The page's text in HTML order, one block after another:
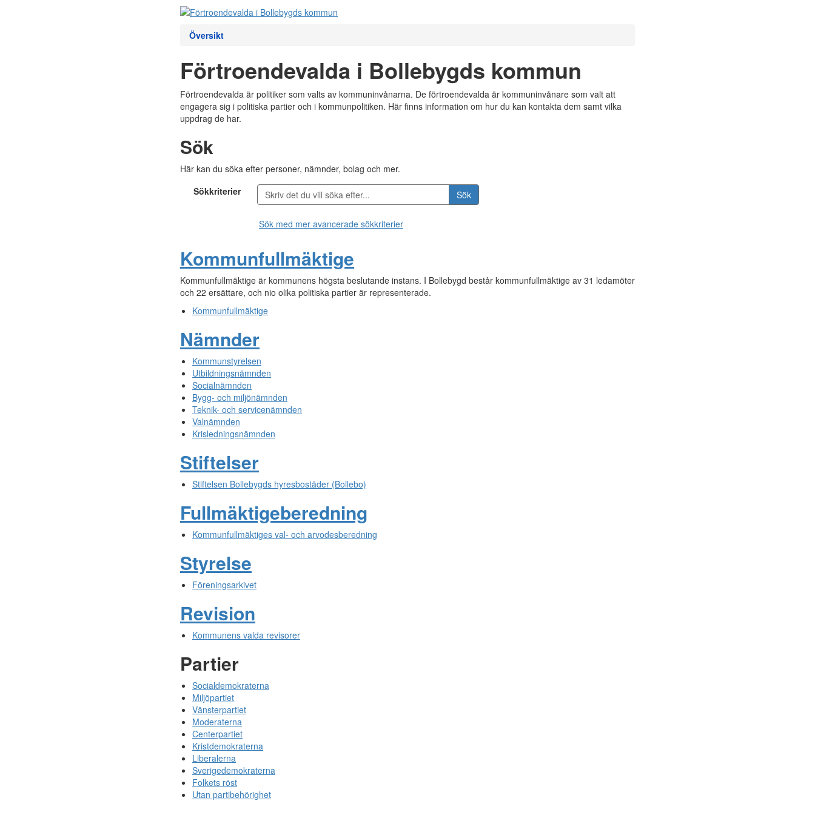
Översikt
Förtroendevalda i Bollebygds kommun
Förtroendevalda är politiker som valts av kommuninvånarna. De förtroendevalda är kommuninvånare som valt att
engagera sig i politiska partier och i kommunpolitiken. Här finns information om hur du kan kontakta dem samt vilka
uppdrag de har.
Sök
Här kan du söka efter personer, nämnder, bolag och mer.
Sökkriterier
Sök
Sök med mer avancerade sökkriterier
Kommunfullmäktige
Kommunfullmäktige är kommunens högsta beslutande instans. I Bollebygd består kommunfullmäktige av 31 ledamöter
och 22 ersättare, och nio olika politiska partier är representerade.
Kommunfullmäktige
Nämnder
Kommunstyrelsen
Utbildningsnämnden
Socialnämnden
Bygg- och miljönämnden
Teknik- och servicenämnden
Valnämnden
Krisledningsnämnden
Stiftelser
Stiftelsen Bollebygds hyresbostäder (Bollebo)
Fullmäktigeberedning
Kommunfullmäktiges val- och arvodesberedning
Styrelse
Föreningsarkivet
Revision
Kommunens valda revisorer
Partier
Socialdemokraterna
Miljöpartiet
Vänsterpartiet
Moderaterna
Centerpartiet
Kristdemokraterna
Liberalerna
Sverigedemokraterna
Folkets röst
Utan partibehörighet